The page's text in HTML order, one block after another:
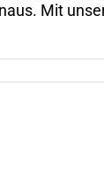
Mit